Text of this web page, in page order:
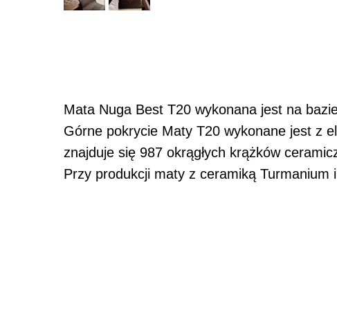
Mata Nuga Best T20 wykonana jest na
Górne pokrycie Maty T20 wykonane jest z
znajduje się 987 okrągłych krążków
Przy produkcji maty z ceramiką Turmanium